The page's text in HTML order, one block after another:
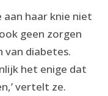
aan haar knie niet
geen zorgen
van diabetes.
het enige dat
vertelt ze.